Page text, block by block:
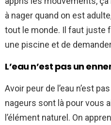
à nager quand on est
tout le monde. Il faut juste
une piscine et de
L’eau n’est pas un
Avoir peur de l’eau n’est
nageurs sont là pour vous
l’élément naturel. On